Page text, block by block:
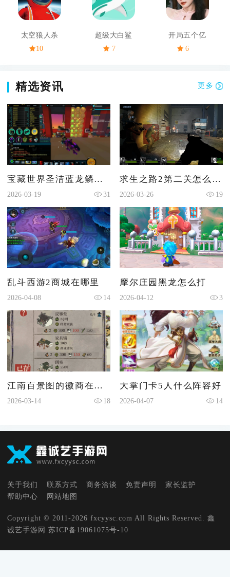
太空狼人杀
10
超级大白鲨
7
开局五个亿
6
精选资讯 更多
宝藏世界圣洁蓝龙鳞怎么获得
2026-03-19 31
求生之路2第二关怎么出去的
2026-03-26 19
乱斗西游2商城在哪里
2026-04-08 14
摩尔庄园黑龙怎么打
2026-04-12 3
江南百景图的徽商在哪里
2026-03-14 18
大掌门卡5人什么阵容好
2026-04-07 14
关于我们 联系方式 商务洽谈 免责声明
家长监护
帮助中心
网站地图
Copyright © 2011-2026 fxcyysc.com All Rights Reserved. 鑫
诚艺手游网苏ICP备19061075号-10